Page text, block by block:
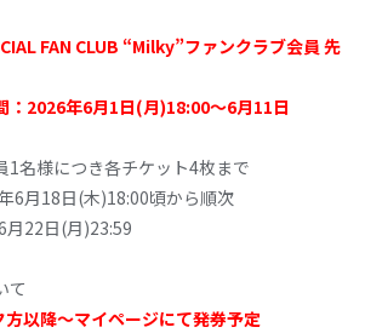
FAN CLUB “Milky”ファンクラブ会員 先
2026年6月1日(月)18:00～6月11日
名様につき各チケット4枚まで
6月18日(木)18:00頃から順次
22日(月)23:59
て
以降～マイページにて発券予定